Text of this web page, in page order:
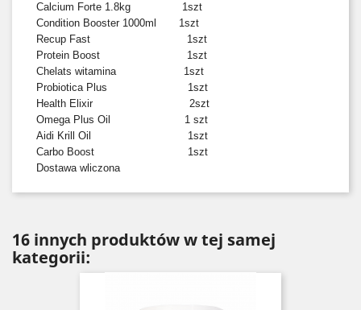
Calcium Forte 1.8kg 1szt
Condition Booster 1000ml 1szt
Recup Fast 1szt
Protein Boost 1szt
Chelats witamina 1szt
Probiotica Plus 1szt
Health Elixir 2szt
Omega Plus Oil 1 szt
Aidi Krill Oil 1szt
Carbo Boost 1szt
Dostawa wliczona
16 innych produktów w tej samej
kategorii: